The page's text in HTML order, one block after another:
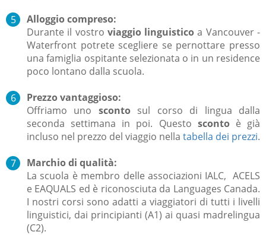
Alloggio compreso:
Durante il vostro viaggio linguistico a Vancouver -
Waterfront potrete scegliere se pernottare presso
una famiglia ospitante selezionata o in un residence
poco lontano dalla scuola.
Prezzo vantaggioso:
Offriamo uno sconto sul corso di lingua dalla
seconda settimana in poi. Questo scontoè già
incluso nel prezzo del viaggio nella tabella dei prezzi.
Marchio di qualità:
La scuola è membro delle associazioni IALC, ACELS
e EAQUALS ed è riconosciuta da Languages Canada.
I nostri corsi sono adatti a viaggiatori di tutti i livelli
linguistici, dai principianti (A1) ai quasi madrelingua
(C2).